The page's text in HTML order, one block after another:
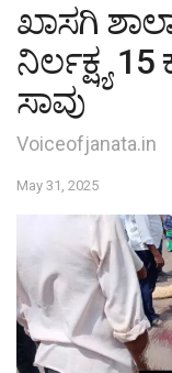
ಖಾಸಗಿ
ನಿರ್ಲಕ್ಷ್ಯ
ಸಾವು
Voiceofjanata.in
May 31, 2025